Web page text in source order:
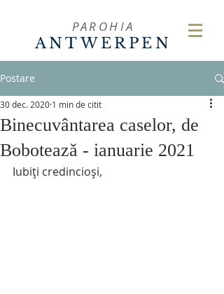
PAROHIA
ANTWERPEN
Postare
Binecuvântarea caselor, de
Bobotează - ianuarie 2021
30 dec. 2020 1 min de citit
Iubiți credincioși,